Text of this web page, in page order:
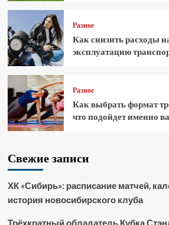
Разное
Как снизить расходы
эксплуатацию
Разное
Как выбрать формат
что подойдет именно
Свежие записи
ХК «Сибирь»: расписание матчей,
история новосибирского клуба
Трёхкратный обладатель Кубка